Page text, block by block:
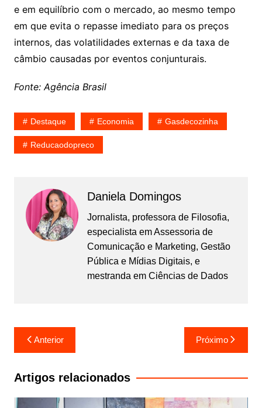
e em equilíbrio com o mercado, ao mesmo tempo
em que evita o repasse imediato para os preços
internos, das volatilidades externas e da taxa de
câmbio causadas por eventos conjunturais.
Fonte: Agência Brasil
Destaque Economia Gasdecozinha
Reducaodopreco
Daniela Domingos
Jornalista, professora de Filosofia,
especialista em Assessoria de
Comunicação e Marketing, Gestão
Pública e Mídias Digitais, e
mestranda em Ciências de Dados
Navegação
de
Post
Anterior Próximo
Artigos relacionados